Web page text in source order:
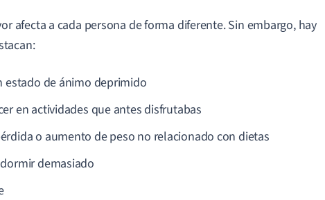
afecta a cada persona de forma diferente. Sin embargo, hay
estado de ánimo deprimido
en actividades que antes disfrutabas
o aumento de peso no relacionado con dietas
demasiado